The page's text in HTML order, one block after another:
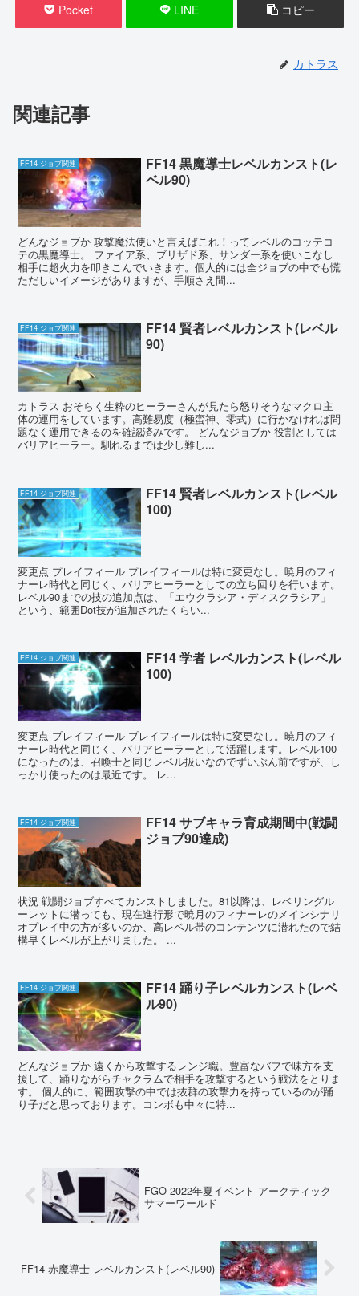
Pocket LINE コピー
カトラス
関連記事
FF14 ジョブ関連
FF14 黒魔導士レベルカンスト(レ
ベル90)
どんなジョブか 攻撃魔法使いと言えばこれ！ってレベルのコッテコ
テの黒魔導士。 ファイア系、ブリザド系、サンダー系を使いこなし
相手に超火力を叩きこんでいきます。個人的には全ジョブの中でも慌
ただしいイメージがありますが、手順さえ間...
FF14 ジョブ関連
FF14 賢者レベルカンスト(レベル
90)
カトラス おそらく生粋のヒーラーさんが見たら怒りそうなマクロ主
体の運用をしています。高難易度（極蛮神、零式）に行かなければ問
題なく運用できるのを確認済みです。 どんなジョブか 役割としては
バリアヒーラー。馴れるまでは少し難し...
FF14 ジョブ関連
FF14 賢者レベルカンスト(レベル
100)
変更点 プレイフィール プレイフィールは特に変更なし。暁月のフィ
ナーレ時代と同じく、バリアヒーラーとしての立ち回りを行います。
レベル90までの技の追加点は、「エウクラシア・ディスクラシア」
という、範囲Dot技が追加されたくらい...
FF14 ジョブ関連
FF14 学者 レベルカンスト(レベル
100)
変更点 プレイフィール プレイフィールは特に変更なし。暁月のフィ
ナーレ時代と同じく、バリアヒーラーとして活躍します。レベル100
になったのは、召喚士と同じレベル扱いなのでずいぶん前ですが、し
っかり使ったのは最近です。 レ...
FF14 ジョブ関連
FF14 サブキャラ育成期間中(戦闘
ジョブ90達成)
状況 戦闘ジョブすべてカンストしました。81以降は、レベリングル
ーレットに潜っても、現在進行形で暁月のフィナーレのメインシナリ
オプレイ中の方が多いのか、高レベル帯のコンテンツに潜れたので結
構早くレベルが上がりました。 ...
FF14 ジョブ関連
FF14 踊り子レベルカンスト(レベ
ル90)
どんなジョブか 遠くから攻撃するレンジ職。豊富なバフで味方を支
援して、踊りながらチャクラムで相手を攻撃するという戦法をとりま
す。 個人的に、範囲攻撃の中では抜群の攻撃力を持っているのが踊
り子だと思っております。コンボも中々に特...
FGO 2022年夏イベント アークティック
サマーワールド
FF14 赤魔導士 レベルカンスト(レベル90)